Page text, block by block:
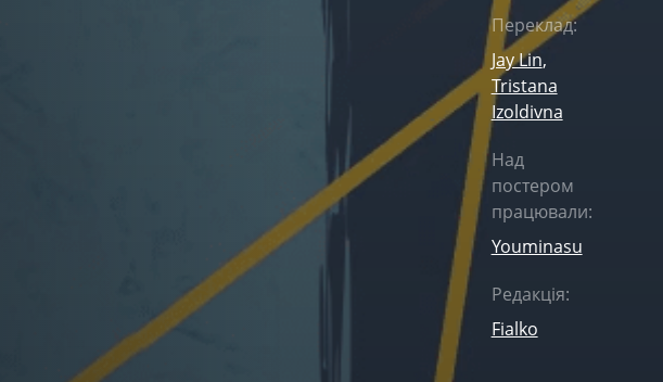
Переклад:
Jay Lin,
Tristana
Izoldivna
Над
постером
працювали:
Youminasu
Редакція:
Fialko